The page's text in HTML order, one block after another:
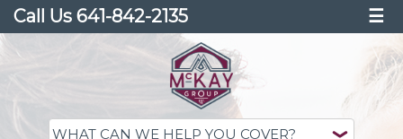
Call Us 641-842-2135 ☰